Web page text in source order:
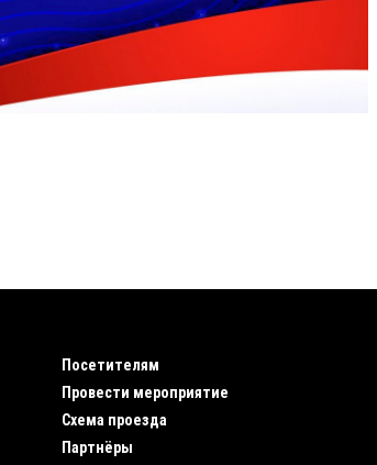
Посетителям
Провести мероприятие
Схема проезда
Партнёры